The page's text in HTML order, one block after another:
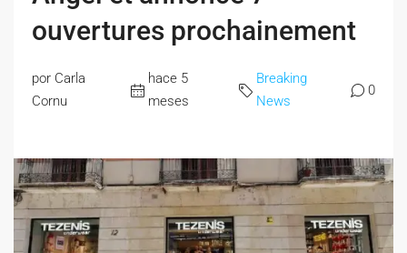
ouvertures prochainement
por Carla
Cornu
hace 5
meses
Breaking
News
0